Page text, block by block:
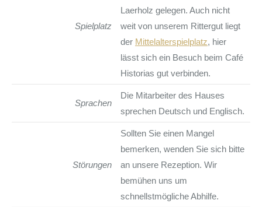
Spielplatz
Laerholz gelegen. Auch nicht
weit von unserem Rittergut liegt
der Mittelalterspielplatz, hier
lässt sich ein Besuch beim Café
Historias gut verbinden.
Sprachen
Die Mitarbeiter des Hauses
sprechen Deutsch und Englisch.
Störungen
Sollten Sie einen Mangel
bemerken, wenden Sie sich bitte
an unsere Rezeption. Wir
bemühen uns um
schnellstmögliche Abhilfe.